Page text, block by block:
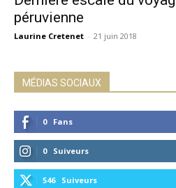
péruvienne
Laurine Cretenet - 21 juin 2018
MÉDIAS SOCIAUX
0 Fans
0 Suiveurs
546 Suiveurs